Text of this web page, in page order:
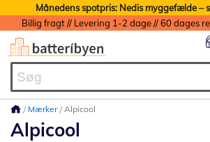
Månedens spotpris: Nedis myggefælde –
Mærker Alpicool
Alpicool